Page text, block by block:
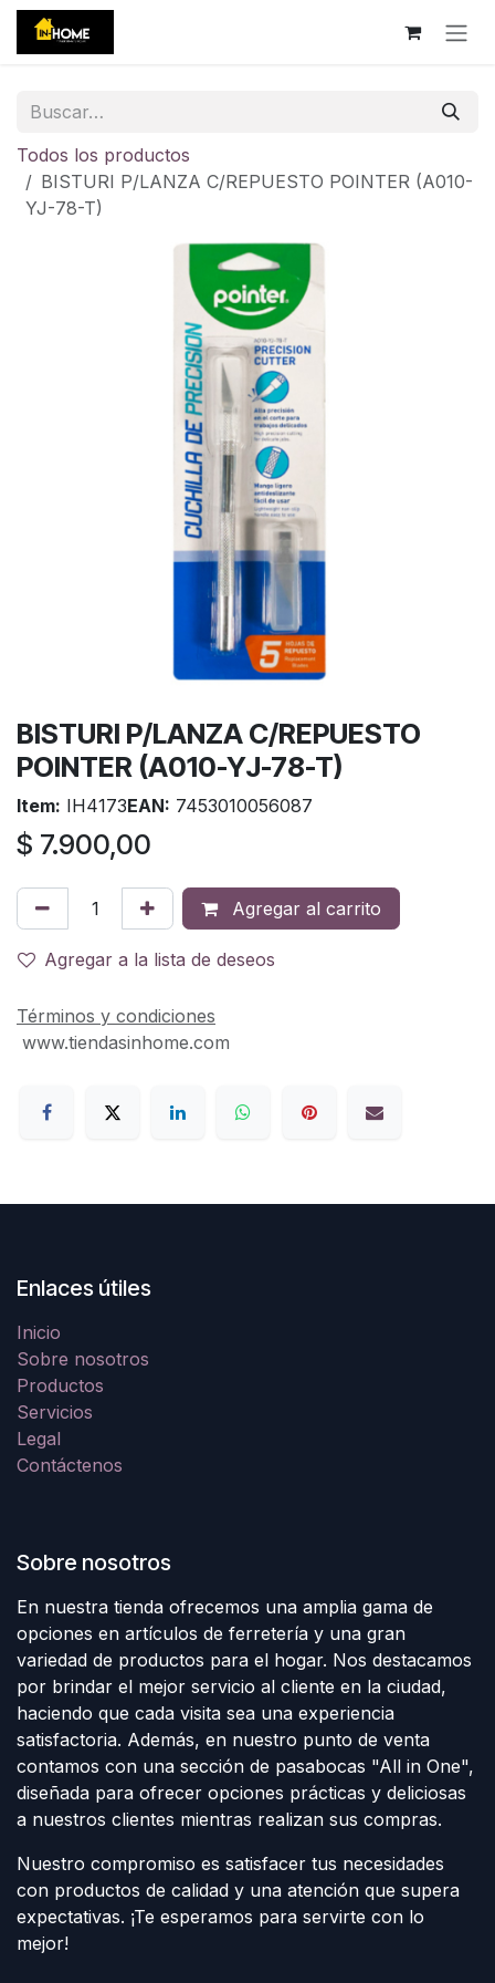
Ir al contenido
Todos los productos
BISTURI P/LANZA C/REPUESTO POINTER (A010-
YJ-78-T)
BISTURI P/LANZA C/REPUESTO
POINTER (A010-YJ-78-T)
Item: IH4173EAN: 7453010056087
$ 7.900,00
Agregar al carrito
Agregar a la lista de deseos
Términos y condiciones
www.tiendasinhome.com
Enlaces útiles
Inicio
Sobre nosotros
Productos
Servicios
Legal
Contáctenos
Sobre nosotros
En nuestra tienda ofrecemos una amplia gama de
opciones en artículos de ferretería y una gran
variedad de productos para el hogar. Nos destacamos
por brindar el mejor servicio al cliente en la ciudad,
haciendo que cada visita sea una experiencia
satisfactoria. Además, en nuestro punto de venta
contamos con una sección de pasabocas "All in One",
diseñada para ofrecer opciones prácticas y deliciosas
a nuestros clientes mientras realizan sus compras.
Nuestro compromiso es satisfacer tus necesidades
con productos de calidad y una atención que supera
expectativas. ¡Te esperamos para servirte con lo
mejor!